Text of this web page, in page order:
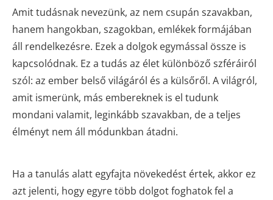
Amit tudásnak nevezünk, az nem csupán szavakban,
hanem hangokban, szagokban, emlékek formájában
áll rendelkezésre. Ezek a dolgok egymással össze is
kapcsolódnak. Ez a tudás az élet különböző szféráiról
szól: az ember belső világáról és a külsőről. A világról,
amit ismerünk, más embereknek is el tudunk
mondani valamit, leginkább szavakban, de a teljes
élményt nem áll módunkban átadni.
Ha a tanulás alatt egyfajta növekedést értek, akkor ez
azt jelenti, hogy egyre több dolgot foghatok fel a